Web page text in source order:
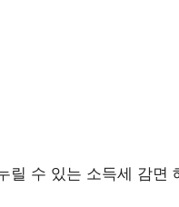
릴 수 있는 소득세 감